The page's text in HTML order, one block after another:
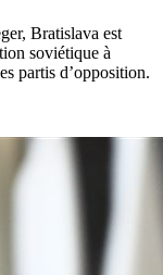
Bratislava est
soviétique à
partis d’opposition.